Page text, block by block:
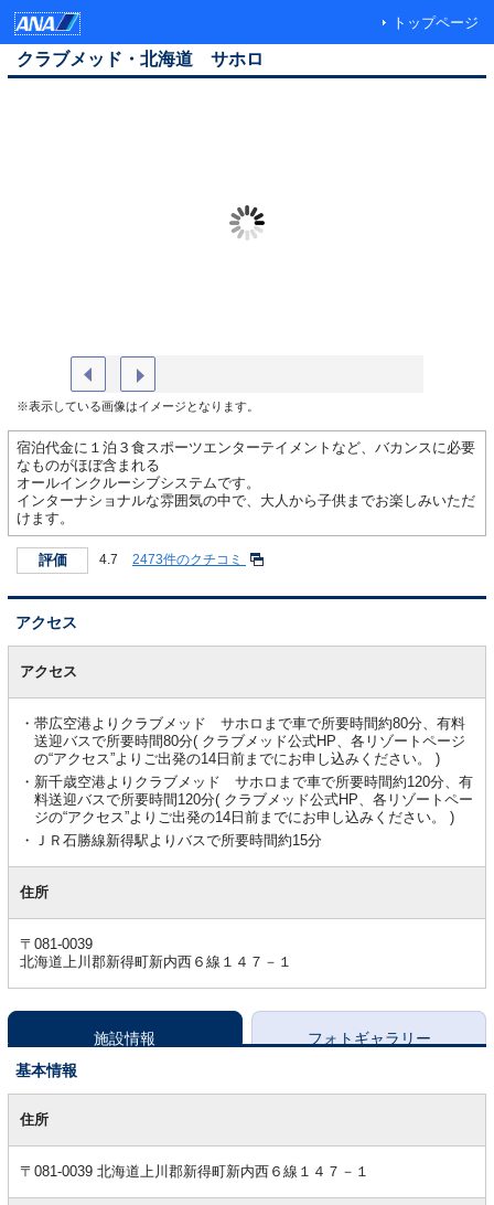
トップページ
クラブメッド・北海道 サホロ
※表示している画像はイメージとなります。
宿泊代金に１泊３食スポーツエンターテイメントなど、バカンスに必要
なものがほぼ含まれる
オールインクルーシブシステムです。
インターナショナルな雰囲気の中で、大人から子供までお楽しみいただ
けます。
評価 4.7 2473件のクチコミ
アクセス
アクセス
帯広空港よりクラブメッド サホロまで車で所要時間約80分、有料
送迎バスで所要時間80分( クラブメッド公式HP、各リゾートページ
の“アクセス”よりご出発の14日前までにお申し込みください。 )
新千歳空港よりクラブメッド サホロまで車で所要時間約120分、有
料送迎バスで所要時間120分( クラブメッド公式HP、各リゾートペー
ジの“アクセス”よりご出発の14日前までにお申し込みください。 )
ＪＲ石勝線新得駅よりバスで所要時間約15分
住所
〒081-0039
北海道上川郡新得町新内西６線１４７－１
施設情報
フォトギャラリー
基本情報
本住所
〒081-0039 北海道上川郡新得町新内西６線１４７－１